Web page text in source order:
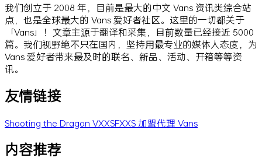
我们创立于 2008 年，目前是最大的中文 Vans 资讯类综合站
点，也是全球最大的 Vans 爱好者社区。这里的一切都关于
「Vans」！文章主源于翻译和采集，目前数量已经接近 5000
篇。我们视野绝不只在国内，坚持用最专业的媒体人态度，为
Vans 爱好者带来最及时的联名、新品、活动、开箱等等资
讯。
友情链接
Shooting the Dragon VXXSFXXS加盟代理 Vans
内容推荐